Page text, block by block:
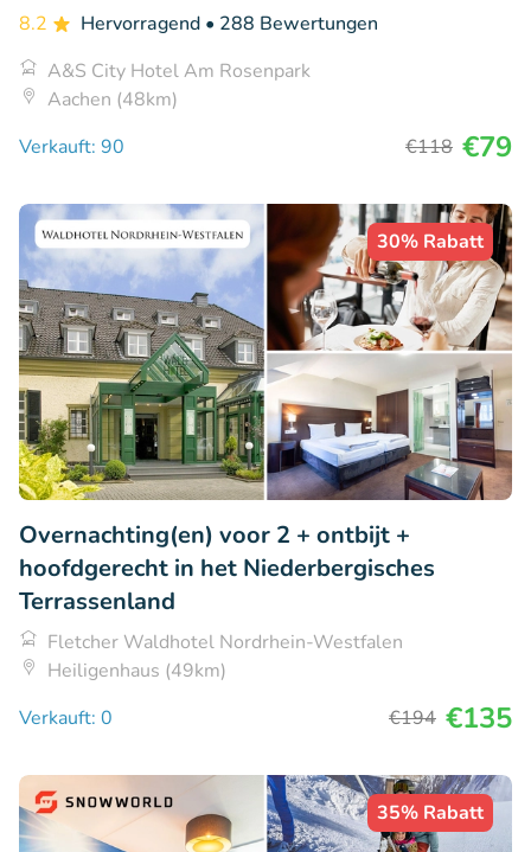
8.2 Hervorragend • 288 Bewertungen
A&S City Hotel Am Rosenpark
Aachen (48km)
Verkauft: 90
€118 €79
30% Rabatt
Overnachting(en) voor 2 + ontbijt +
hoofdgerecht in het Niederbergisches
Terrassenland
Fletcher Waldhotel Nordrhein-Westfalen
Heiligenhaus (49km)
Verkauft: 0
€194 €135
35% Rabatt